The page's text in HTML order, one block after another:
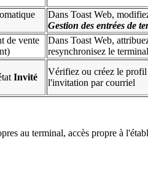
Dans Toast Web,
Gestion des entrées de
de vente
Dans Toast Web,
resynchronisez le
Invité
Vérifiez ou créez le profil
l'invitation par courriel
au terminal, accès propre à